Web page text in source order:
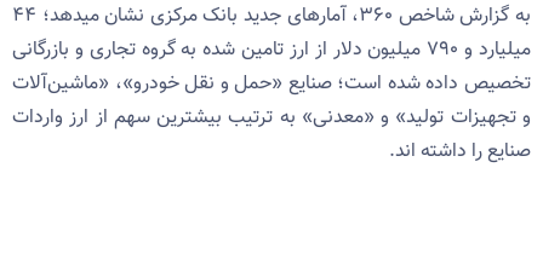
به گزارش شاخص ۳۶۰، آمارهای جدید بانک مرکزی نشان میدهد؛ ۴۴
میلیارد و ۷۹۰ میلیون دلار از ارز تامین شده به گروه تجاری و بازرگانی
تخصیص داده شده است؛ صنایع «حمل و نقل خودرو»، «ماشین‌آلات
و تجهیزات تولید» و «معدنی» به ترتیب بیشترین سهم از ارز واردات
صنایع را داشته اند.